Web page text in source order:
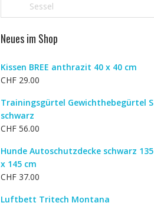
Sessel
Neues im Shop
Kissen BREE anthrazit 40 x 40 cm
CHF 29.00
Trainingsgürtel Gewichthebegürtel S
schwarz
CHF 56.00
Hunde Autoschutzdecke schwarz 135
x 145 cm
CHF 37.00
Luftbett Tritech Montana